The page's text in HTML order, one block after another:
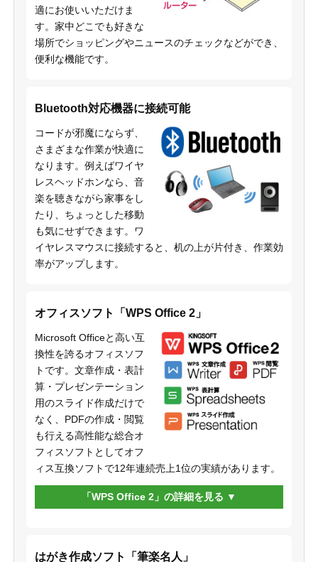
適にお使いいただけま
す。家中どこでも好きな
場所でショッピングやニュースのチェックなどができ、
便利な機能です。
Bluetooth対応機器に接続可能
コードが邪魔にならず、
さまざまな作業が快適に
なります。例えばワイヤ
レスヘッドホンなら、音
楽を聴きながら家事をし
たり、ちょっとした移動
も気にせずできます。ワ
イヤレスマウスに接続すると、机の上が片付き、作業効
率がアップします。
オフィスソフト「WPS Office 2」
Microsoft Officeと高い互
換性を誇るオフィスソフ
トです。文章作成・表計
算・プレゼンテーション
用のスライド作成だけで
なく、PDFの作成・閲覧
も行える高性能な総合オ
フィスソフトとしてオフ
ィス互換ソフトで12年連続売上1位の実績があります。
「WPS Office 2」の詳細を見る
はがき作成ソフト「筆楽名人」